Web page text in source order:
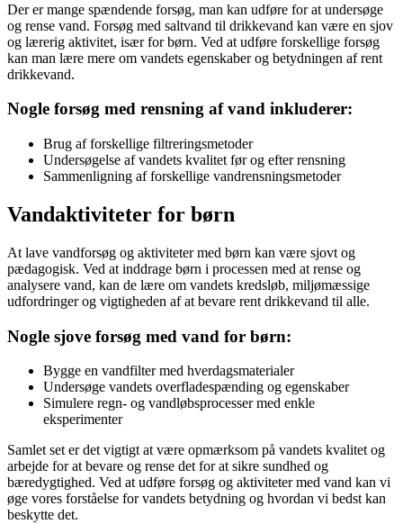
Der er mange spændende forsøg, man kan udføre for at undersøge
og rense vand. Forsøg med saltvand til drikkevand kan være en sjov
og lærerig aktivitet, især for børn. Ved at udføre forskellige forsøg
kan man lære mere om vandets egenskaber og betydningen af rent
drikkevand.
Nogle forsøg med rensning af vand inkluderer:
Brug af forskellige filtreringsmetoder
Undersøgelse af vandets kvalitet før og efter rensning
Sammenligning af forskellige vandrensningsmetoder
Vandaktiviteter for børn
At lave vandforsøg og aktiviteter med børn kan være sjovt og
pædagogisk. Ved at inddrage børn i processen med at rense og
analysere vand, kan de lære om vandets kredsløb, miljømæssige
udfordringer og vigtigheden af at bevare rent drikkevand til alle.
Nogle sjove forsøg med vand for børn:
Bygge en vandfilter med hverdagsmaterialer
Undersøge vandets overfladespænding og egenskaber
Simulere regn- og vandløbsprocesser med enkle
eksperimenter
Samlet set er det vigtigt at være opmærksom på vandets kvalitet og
arbejde for at bevare og rense det for at sikre sundhed og
bæredygtighed. Ved at udføre forsøg og aktiviteter med vand kan vi
øge vores forståelse for vandets betydning og hvordan vi bedst kan
beskytte det.